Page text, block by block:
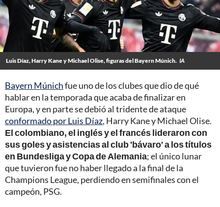
Luis Díaz, Harry Kane y Michael Olise, figuras del Bayern Múnich. IA
Bayern Múnichfue uno de los clubes que dio de qué
hablar en la temporada que acaba de finalizar en
Europa, y en parte se debió al tridente de ataque
conformado por Luis Díaz, Harry Kane y Michael Olise.
El colombiano, el inglés y el francés lideraron con
sus goles y asistencias al club 'bávaro' a los títulos
en Bundesliga y Copa de Alemania; el único lunar
que tuvieron fue no haber llegado a la final de la
Champions League, perdiendo en semifinales con el
campeón, PSG.